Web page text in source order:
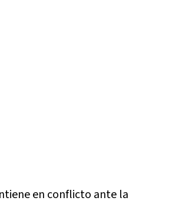
en conflicto ante la